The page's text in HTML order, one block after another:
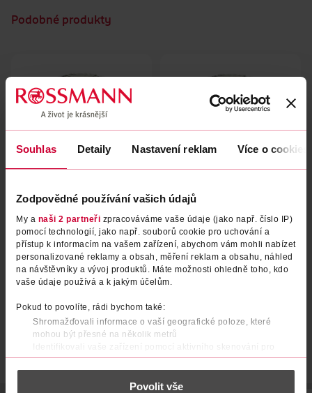
Souhlas Detaily Nastavení reklam Více o cookies
Zodpovědné používání vašich údajů
My a naši 2 partneři zpracováváme vaše údaje (jako např. číslo IP)
pomocí technologií, jako např. souborů cookie pro uchování a
přístup k informacím na vašem zařízení, abychom vám mohli nabízet
personalizované reklamy a obsah, měření reklam a obsahu, náhled
na návštěvníky a vývoj produktů. Máte možnosti ohledně toho, kdo
vaše údaje používá a k jakým účelům.
Pokud to povolíte, rádi bychom také:
Shromažďovali informace o vaší geografické poloze, které
mohou být přesné na několik metrů
Identifikovali vaše zařízení pomocí aktivního skenování pro
konkrétní charakteristiky (otisk prstu)
Zjistěte více o tom, jak zpracováváme vaše osobní údaje, a nastavte
části s podrobnostmi . Svůj souhlas můžete kdykoliv
Povolit vše
Podobné produkty
Frosting
Yankee Candle 1 ks
379 Kč
Obj. č.: 1028522
Sunset
Yankee Candle 1 ks
379 Kč